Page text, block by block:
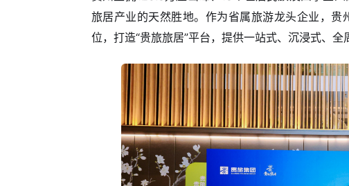
旅居产业的天然胜地。作为省属旅游龙头企业，贵
位，打造“贵旅旅居”平台，提供一站式、沉浸式、全